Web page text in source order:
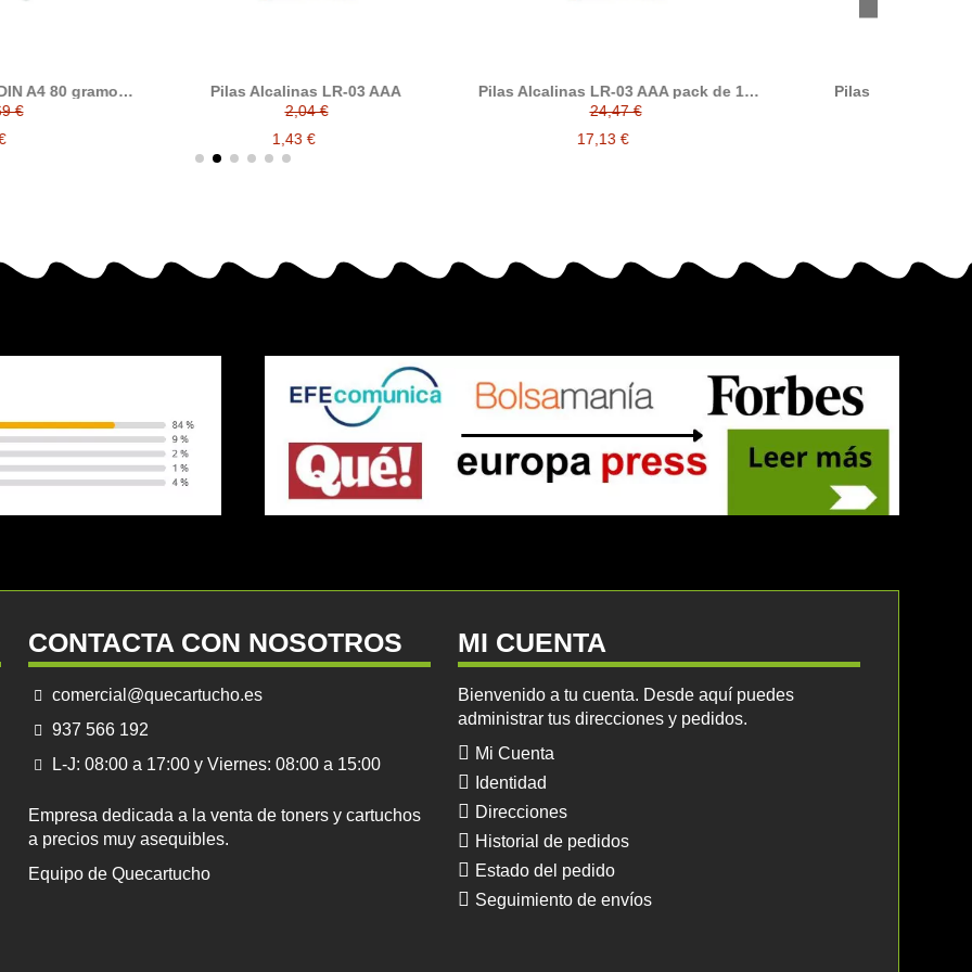
Alcalinas LR-03 AAA
Pilas Alcalinas LR-03 AAA pack de 12
Pilas Alcalinas LR-06 AA
CONTACTA CON NOSOTROS
comercial@quecartucho.es
937 566 192
L-J: 08:00 a 17:00 y Viernes: 08:00 a 15:00
Empresa dedicada a la venta de toners y cartuchos
a precios muy asequibles.
Equipo de Quecartucho
MI CUENTA
Bienvenido a tu cuenta. Desde aquí puedes
administrar tus direcciones y pedidos.
Mi Cuenta
Identidad
Direcciones
Historial de pedidos
Estado del pedido
Seguimiento de envíos